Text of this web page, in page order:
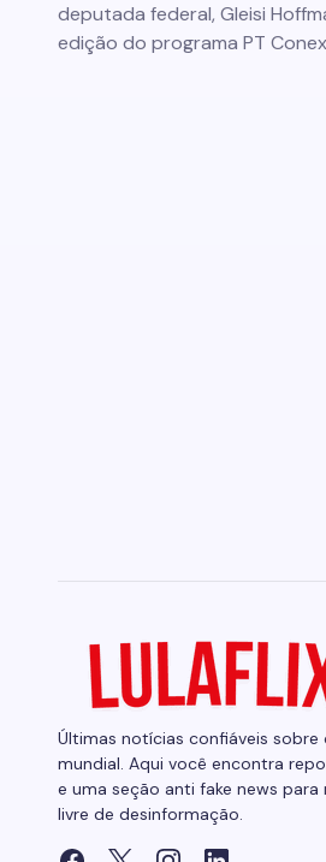
deputada federal, Gleisi
edição do programa PT
Últimas notícias confiáveis sobre
mundial. Aqui você encontra
e uma seção anti fake news
livre de desinformação.